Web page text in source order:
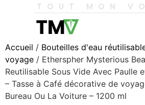
TOUT MON
Accueil / Bouteilles d'eau
voyage / Etherspher Mysterious
Reutilisable Sous Vide Avec Paulle
– Tasse à Café décorative de
Bureau Ou La Voiture – 1200 ml